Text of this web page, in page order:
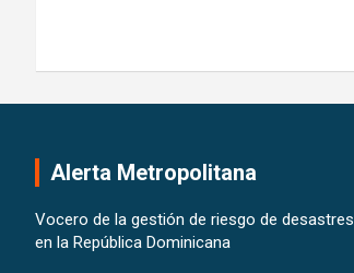
Alerta Metropolitana
Vocero de la gestión de riesgo de desastres
en la República Dominicana